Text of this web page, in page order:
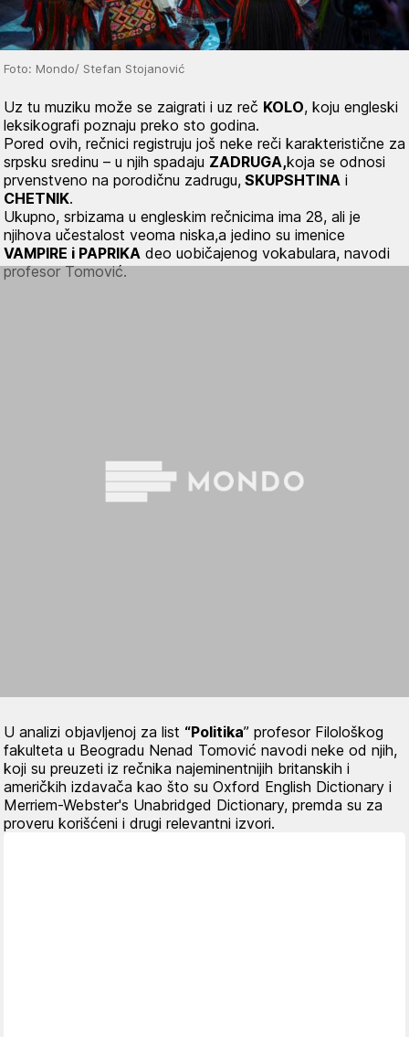
Foto: Mondo/ Stefan Stojanović
Uz tu muziku može se zaigrati i uz reč KOLO, koju engleski
leksikografi poznaju preko sto godina.
Pored ovih, rečnici registruju još neke reči karakteristične za
srpsku sredinu – u njih spadaju ZADRUGA,koja se odnosi
prvenstveno na porodičnu zadrugu, SKUPSHTINA i
CHETNIK.
Ukupno, srbizama u engleskim rečnicima ima 28, ali je
njihova učestalost veoma niska,a jedino su imenice
VAMPIRE i PAPRIKA deo uobičajenog vokabulara, navodi
profesor Tomović.
U analizi objavljenoj za list “Politika” profesor Filološkog
fakulteta u Beogradu Nenad Tomović navodi neke od njih,
koji su preuzeti iz rečnika najeminentnijih britanskih i
američkih izdavača kao što su Oxford English Dictionary i
Merriem-Webster's Unabridged Dictionary, premda su za
proveru korišćeni i drugi relevantni izvori.